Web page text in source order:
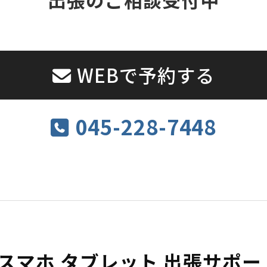
WEBで予約する
045-228-7448
マホ タブレット 出張サポ